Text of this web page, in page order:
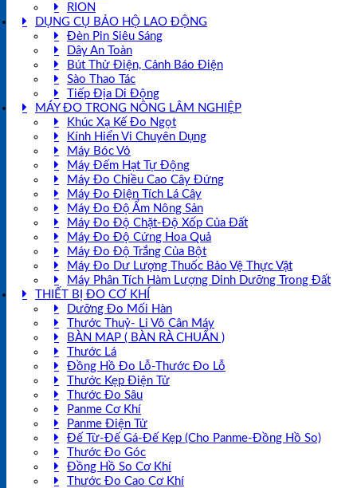
RION
DỤNG CỤ BẢO HỘ LAO ĐỘNG
Đèn Pin Siêu Sáng
Dây An Toàn
Bút Thử Điện, Cảnh Báo Điện
Sào Thao Tác
Tiếp Địa Di Động
MÁY ĐO TRONG NÔNG LÂM NGHIỆP
Khúc Xạ Kế Đo Ngọt
Kính Hiển Vi Chuyên Dụng
Máy Bóc Vỏ
Máy Đếm Hạt Tự Động
Máy Đo Chiều Cao Cây Đứng
Máy Đo Điện Tích Lá Cây
Máy Đo Độ Ẩm Nông Sản
Máy Đo Độ Chặt-Độ Xốp Của Đất
Máy Đo Độ Cứng Hoa Quả
Máy Đo Độ Trắng Của Bột
Máy Đo Dư Lượng Thuốc Bảo Vệ Thực Vật
Máy Phân Tích Hàm Lượng Dinh Dưỡng Trong Đất
THIẾT BỊ ĐO CƠ KHÍ
Dưỡng Đo Mối Hàn
Thước Thuỷ- Li Vô Cân Máy
BÀN MAP ( BÀN RÀ CHUẨN )
Thước Lá
Đồng Hồ Đo Lỗ-Thước Đo Lỗ
Thước Kẹp Điện Tử
Thước Đo Sâu
Panme Cơ Khí
Panme Điện Tử
Đế Từ-Đế Gá-Đế Kẹp (Cho Panme-Đồng Hồ So)
Thước Đo Góc
Đồng Hồ So Cơ Khí
Thước Đo Cao Cơ Khí